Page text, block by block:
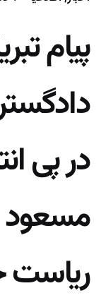
پیام
در پی
مسعود
ریاست